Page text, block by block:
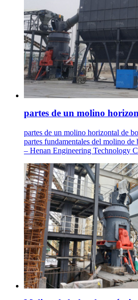
partes de un molino
partes de un molino horizontal de
partes fundamentales del molino
– Henan Engineering Technology